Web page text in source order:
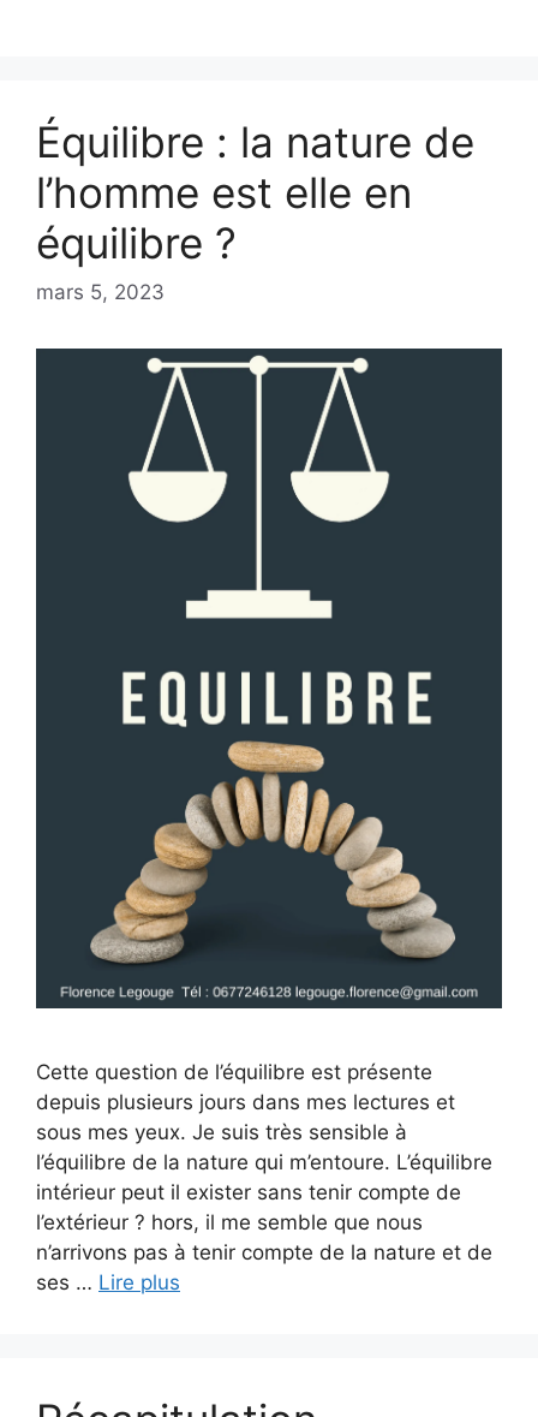
Équilibre : la nature de
l’homme est elle en
équilibre ?
mars 5, 2023
Cette question de l’équilibre est présente
depuis plusieurs jours dans mes lectures et
sous mes yeux. Je suis très sensible à
l’équilibre de la nature qui m’entoure. L’équilibre
intérieur peut il exister sans tenir compte de
l’extérieur ? hors, il me semble que nous
n’arrivons pas à tenir compte de la nature et de
ses … Lire plus